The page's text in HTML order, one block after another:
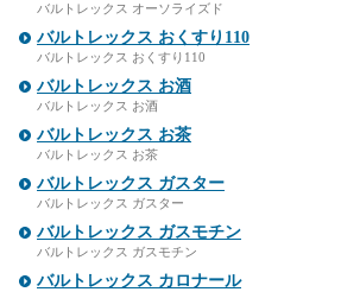
バルトレックス オーソライズド
バルトレックス おくすり110
バルトレックス おくすり110
バルトレックス お酒
バルトレックス お酒
バルトレックス お茶
バルトレックス お茶
バルトレックス ガスター
バルトレックス ガスター
バルトレックス ガスモチン
バルトレックス ガスモチン
バルトレックス カロナール